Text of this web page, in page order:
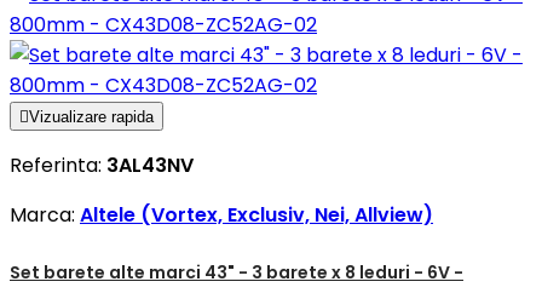
Vizualizare rapida
Referinta: 3AL43NV
Marca: Altele (Vortex, Exclusiv, Nei, Allview)
Set barete alte marci 43" - 3 barete x 8 leduri - 6V -